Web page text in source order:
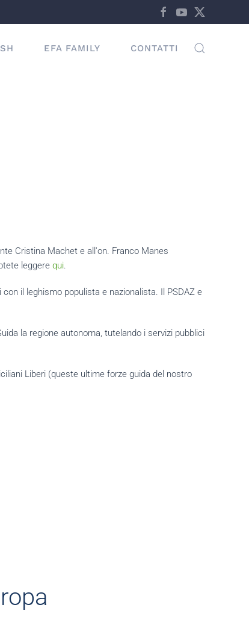
EFA FAMILY CONTATTI
Cristina Machet e all'on. Franco Manes
leggere qui.
il leghismo populista e nazionalista. Il PSDAZ e
la regione autonoma, tutelando i servizi pubblici
Liberi (queste ultime forze guida del nostro